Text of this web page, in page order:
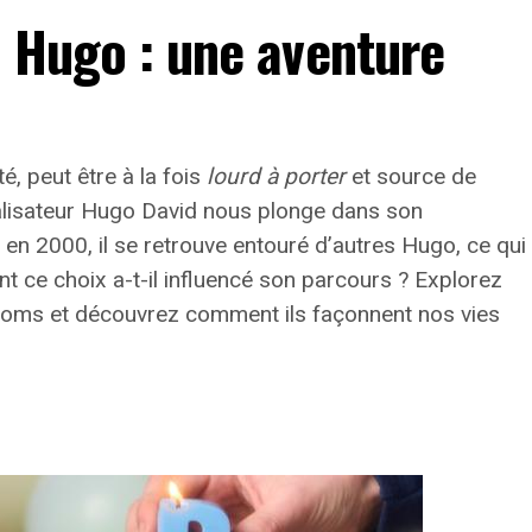
: une aventure
peut être à la fois lourd à porteret source de
Hugo David nous plonge dans son
2000, il se retrouve entouré d’autres Hugo, ce qui
ce choix a-t-il influencé son parcours ? Explorez
et découvrez comment ils façonnent nos vies